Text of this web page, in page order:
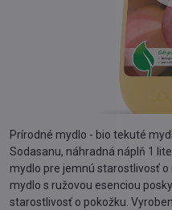
Prírodné mydlo - bio tekuté
Sodasanu, náhradná náplň 1
mydlo pre jemnú starostlivosť
mydlo s ružovou esenciou
starostlivosť o pokožku.